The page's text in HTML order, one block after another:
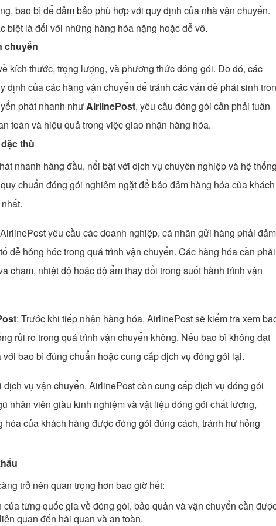
bao bì để đảm bảo phù hợp với quy định của nhà vận chuyển.
là đối với những hàng hóa nặng hoặc dễ vỡ.
chuyển
kích thước, trọng lượng, và phương thức đóng gói. Do đó, các
định của các hãng vận chuyển để tránh các vấn đề phát sinh
phát nhanh nhưAirlinePost, yêu cầu đóng gói cần phải tuân
toàn và hiệu quả trong việc giao nhận hàng hóa.
thù
nhanh hàng đầu, nổi bật với dịch vụ chuyên nghiệp và hệ
chuẩn đóng gói nghiêm ngặt để bảo đảm hàng hóa của khách
yêu cầu các doanh nghiệp, cá nhân gửi hàng phải đảm
dễ hỏng hóc trong quá trình vận chuyển. Các hàng hóa cần phải
chạm, nhiệt độ hoặc độ ẩm thay đổi trong suốt hành trình vận
: Trước khi tiếp nhận hàng hóa, AirlinePost sẽ kiểm tra xem
rủi ro trong quá trình vận chuyển không. Nếu bao bì không đạt
bao bì đúng chuẩn hoặc cung cấp dịch vụ đóng gói lại.
dịch vụ vận chuyển, AirlinePost còn cung cấp dịch vụ đóng gói
nhân viên giàu kinh nghiệm và vật liệu đóng gói chất lượng,
của khách hàng được đóng gói đúng cách, tránh hư hỏng
trở nên quan trọng hơn bao giờ hết:
của từng quốc gia về đóng gói, bảo quản và vận chuyển cần
quan đến hải quan và an toàn.